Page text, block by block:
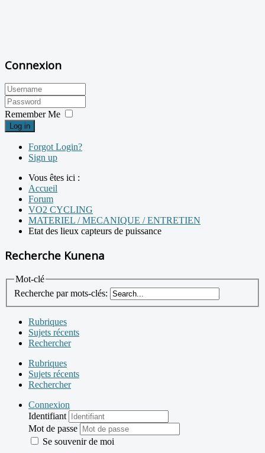
Connexion
Remember Me
Log in
Forgot Login?
Sign up
Vous êtes ici :
Accueil
Forum
VO2 CYCLING
MATERIEL / MECANIQUE / ENTRETIEN
Etat des lieux capteurs de puissance
Recherche Kunena
Mot-clé
Recherche par mots-clés:
Rubriques
Sujets récents
Rechercher
Rubriques
Sujets récents
Rechercher
Connexion
Identifiant
Mot de passe
Se souvenir de moi